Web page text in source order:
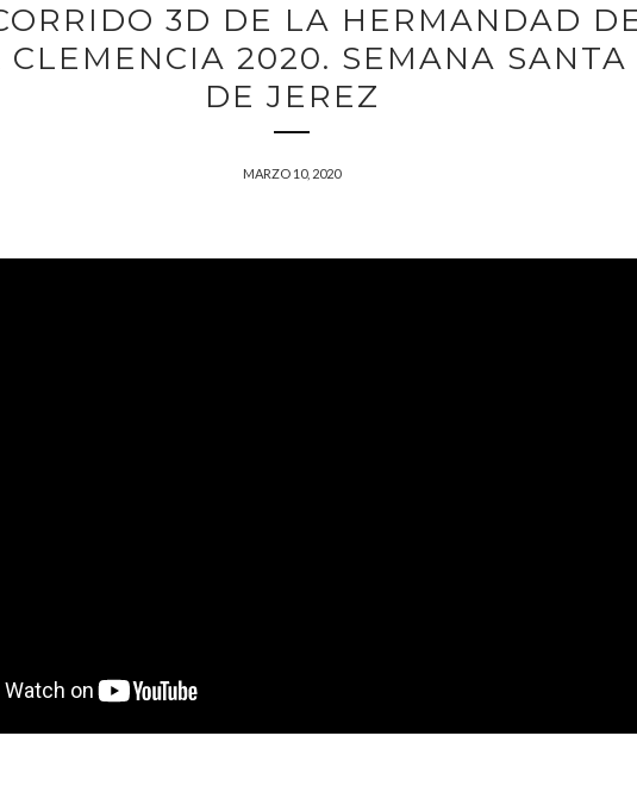
3D DE LA HERMANDAD
CLEMENCIA 2020. SEMANA SANTA
DE JEREZ
MARZO 10, 2020